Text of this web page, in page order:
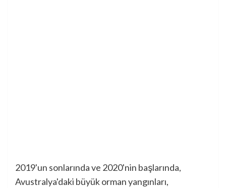
2019'un sonlarında ve 2020'nin başlarında,
Avustralya'daki büyük orman yangınları,